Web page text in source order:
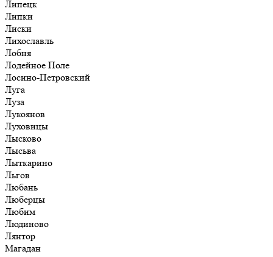
Липецк
Липки
Лиски
Лихославль
Лобня
Лодейное Поле
Лосино-Петровский
Луга
Луза
Лукоянов
Луховицы
Лысково
Лысьва
Лыткарино
Льгов
Любань
Люберцы
Любим
Людиново
Лянтор
Магадан